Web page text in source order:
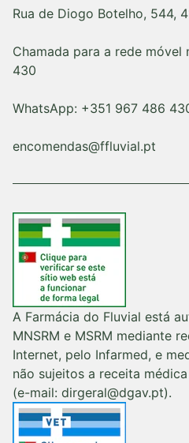
Rua de Diogo Botelho, 544,
Chamada para a rede móvel
430
WhatsApp: +351 967 486
encomendas@ffluvial.pt
A Farmácia do Fluvial está
MNSRM e MSRM mediante
Internet, pelo Infarmed, e
não sujeitos a receita
(e-mail: dirgeral@dgav.pt).